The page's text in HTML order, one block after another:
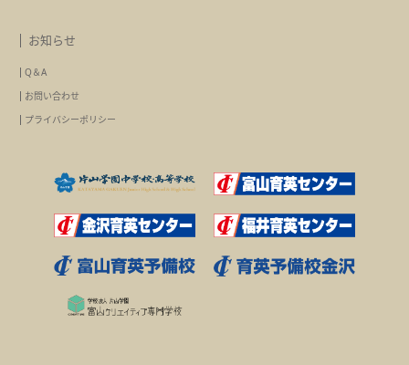
お知らせ
Q＆A
お問い合わせ
プライバシーポリシー